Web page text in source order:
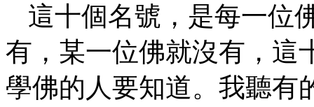
這十個名號，是每一位
有，某一位佛就沒有，這
學佛的人要知道。我聽有